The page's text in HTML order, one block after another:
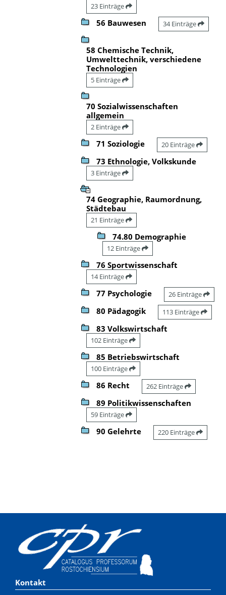
23 Einträge
56 Bauwesen 34 Einträge
58 Chemische Technik,
Umwelttechnik, verschiedene
Technologien
5 Einträge
70 Sozialwissenschaften
allgemein
2 Einträge
71 Soziologie 20 Einträge
73 Ethnologie, Volkskunde
3 Einträge
74 Geographie, Raumordnung,
Städtebau
21 Einträge
74.80 Demographie
12 Einträge
76 Sportwissenschaft
14 Einträge
77 Psychologie 26 Einträge
80 Pädagogik 113 Einträge
83 Volkswirtschaft
102 Einträge
85 Betriebswirtschaft
100 Einträge
86 Recht 262 Einträge
89 Politikwissenschaften
59 Einträge
90 Gelehrte 220 Einträge
Kontakt